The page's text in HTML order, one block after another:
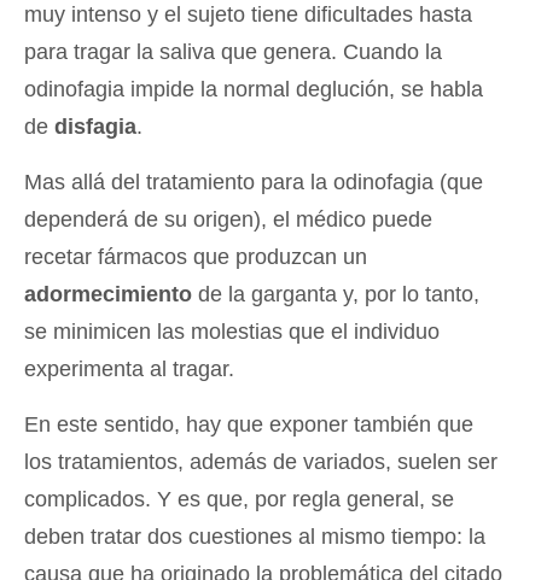
muy intenso y el sujeto tiene dificultades hasta
para tragar la saliva que genera. Cuando la
odinofagia impide la normal deglución, se habla
de disfagia.
Mas allá del tratamiento para la odinofagia (que
dependerá de su origen), el médico puede
recetar fármacos que produzcan un
adormecimiento de la garganta y, por lo tanto,
se minimicen las molestias que el individuo
experimenta al tragar.
En este sentido, hay que exponer también que
los tratamientos, además de variados, suelen ser
complicados. Y es que, por regla general, se
deben tratar dos cuestiones al mismo tiempo: la
causa que ha originado la problemática del citado